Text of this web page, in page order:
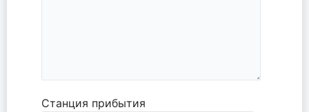
Станция прибытия